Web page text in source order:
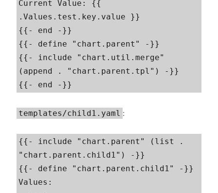
Current Value: {{
.Values.test.key.value }}
{{- end -}}
{{- define "chart.parent" -}}
{{- include "chart.util.merge"
(append . "chart.parent.tpl") -}}
{{- end -}}
templates/child1.yaml :
{{- include "chart.parent" (list .
"chart.parent.child1") -}}
{{- define "chart.parent.child1" -}}
Values: